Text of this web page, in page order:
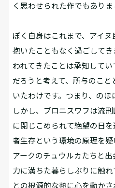
く思わせられた作でもありま
ぼく自身はこれまで、アイ
抱いたこともなく過ごして
われてきたことは承知して
だろうと考えて、所与のこ
いたわけです。つまり、のほ
しかし、ブロニスワフは流
に閉じこめられて絶望の日
者生存という環境の原理を
アークのチュウルカたちと
力に満ちた暮らしぶりに触
との根源的な熱に心を動か